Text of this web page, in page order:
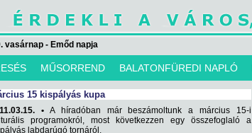
vasárnap - Emőd napja
MŰSORREND BALATONFÜREDI NAPLÓ
15 kispályás kupa
•A híradóban már beszámoltunk a március 15-i
programokról, most következzen egy összefoglaló a
labdarúgó tornáról.